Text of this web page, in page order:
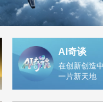
AI奇谈
在创新创造
一片新天地